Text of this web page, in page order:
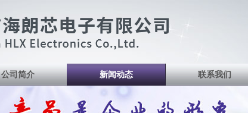
公司简介 新闻动态 联系我们